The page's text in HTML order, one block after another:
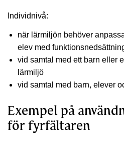
Individnivå:
när lärmiljön behöver
elev med
vid samtal med ett barn eller
lärmiljö
vid samtal med barn, elever
Exempel på
för fyrfältaren